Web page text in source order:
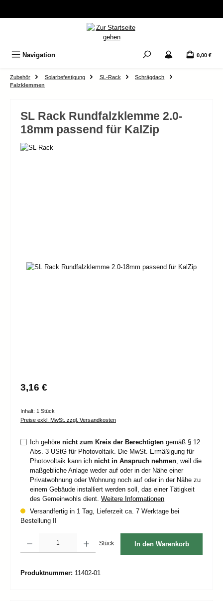
Navigation 0,00 €
Zubehör Solarbefestigung SL-Rack
Schrägdach
Falzklemmen
SL Rack Rundfalzklemme 2.0-
18mm passend für KalZip
Bildergalerie überspringen
Regulärer Preis:
3,16 €
Inhalt: 1 Stück
Preise exkl. MwSt. zzgl. Versandkosten
Ich gehörenicht zum Kreis der Berechtigten gemäß § 12
Abs. 3 UStG für Photovoltaik. Die MwSt.-Ermäßigung für
Photovoltaik kann ichnicht in Anspruch nehmen , weil die
maßgebliche Anlage weder auf oder in der Nähe einer
Privatwohnung oder Wohnung noch auf oder in der Nähe zu
einem Gebäude installiert werden soll, das einer Tätigkeit
des Gemeinwohls dient.Weitere Informationen
Versandfertig in 1 Tag, Lieferzeit ca. 7 Werktage bei
Bestellung II
Stück In den Warenkorb
Produktnummer: 11402-01